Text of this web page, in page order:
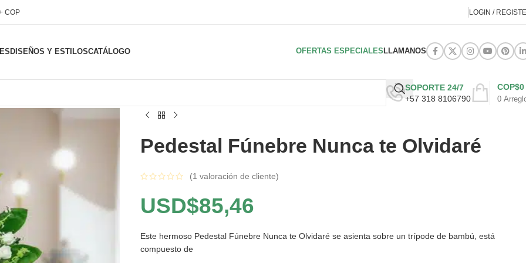
COP LOGIN /
DISEÑOS Y ESTILOSCATÁLOGO OFERTAS ESPECIALES LLAMANOS
SOPORTE 24/7
+57 318 8106790
0
COP$0
Pedestal Fúnebre Nunca te Olvidaré
(1 valoración de cliente)
USD$85,46
Este hermoso Pedestal Fúnebre Nunca te Olvidaré se asienta sobre un trípode de bambú, está
compuesto de